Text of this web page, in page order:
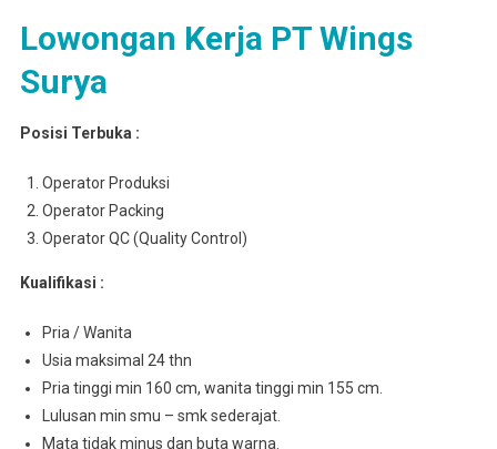
Lowongan Kerja PT Wings
Surya
Posisi Terbuka :
Operator Produksi
Operator Packing
Operator QC (Quality Control)
Kualifikasi :
Pria / Wanita
Usia maksimal 24 thn
Pria tinggi min 160 cm, wanita tinggi min 155 cm.
Lulusan min smu – smk sederajat.
Mata tidak minus dan buta warna.